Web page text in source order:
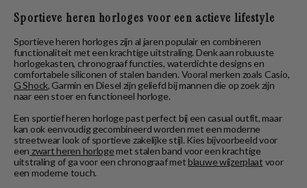
Sportieve heren horloges voor een actieve lifestyle
Sportieve heren horloges zijn al jaren populair en combineren
functionaliteit met een krachtige uitstraling. Denk aan robuuste
horlogekasten, chronograaf functies, waterdichte designs en
comfortabele siliconen of stalen banden. Vooral merken zoals Casio,
G Shock, Garmin en Diesel zijn geliefd bij mannen die op zoek zijn
naar een stoer en functioneel horloge.
Een sportief heren horloge past perfect bij een casual outfit, maar
kan ook eenvoudig gecombineerd worden met een moderne
streetwear look of sportieve zakelijke stijl. Kies bijvoorbeeld voor
een zwart heren horlogemet stalen band voor een krachtige
uitstraling of ga voor een chronograaf metblauwe wijzerplaat voor
een moderne touch.